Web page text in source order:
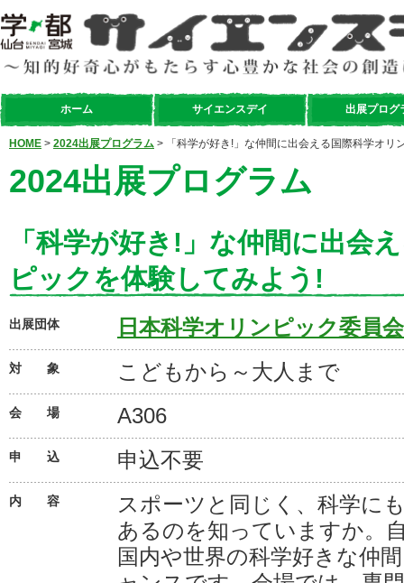
ホーム サイエンスデイ 出展プログ
HOME > 2024出展プログラム > 「科学が好き!」な仲間に出会える国際科学オリ
2024出展プログラム
「科学が好き!」な仲間に出会
ピックを体験してみよう!
出展団体 日本科学オリンピック委員会
対 象 こどもから～大人まで
会 場 A306
申 込 申込不要
内 容
スポーツと同じく、科学に
あるのを知っていますか。
国内や世界の科学好きな仲